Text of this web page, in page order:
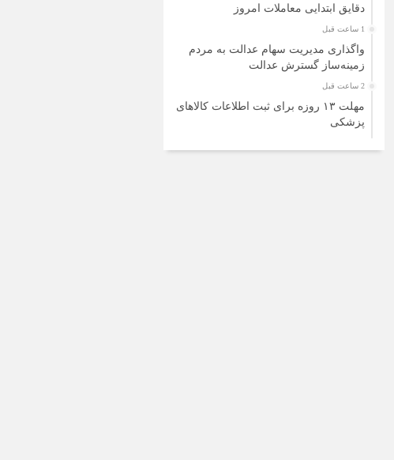
دقایق ابتدایی معاملات امروز
1 ساعت قبل
واگذاری مدیریت سهام عدالت به مردم
زمینه‌ساز گسترش عدالت
2 ساعت قبل
مهلت ۱۳ روزه برای ثبت اطلاعات کالاهای
پزشکی